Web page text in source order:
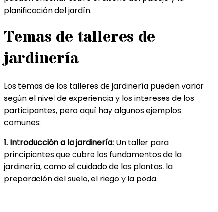
planificación del jardín.
Temas de talleres de
jardinería
Los temas de los talleres de jardinería pueden variar
según el nivel de experiencia y los intereses de los
participantes, pero aquí hay algunos ejemplos
comunes:
1. Introducción a la jardinería: Un taller para
principiantes que cubre los fundamentos de la
jardinería, como el cuidado de las plantas, la
preparación del suelo, el riego y la poda.